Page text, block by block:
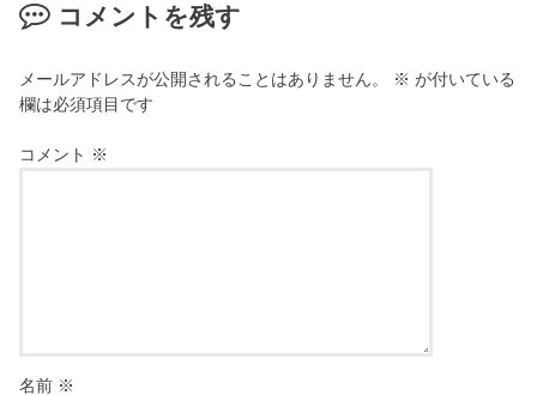
コメントを残す
メールアドレスが公開されることはありません。 ※ が付いている
欄は必須項目です
コメント ※
名前 ※